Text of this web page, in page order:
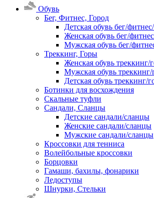
Обувь
Бег, Фитнес, Город
Детская обувь бег/
Женская обувь бег/
Мужская обувь бег/
Треккинг, Горы
Женская обувь треккинг/
Мужская обувь
Детская обувь треккинг/
Ботинки для восхождения
Скальные туфли
Сандали, Сланцы
Детские сандали/сланцы
Женские сандали/сланцы
Мужские сандали/сланцы
Кроссовки для тенниса
Волейбольные кроссовки
Борцовки
Гамаши, бахилы, фонарики
Ледоступы
Шнурки, Стельки